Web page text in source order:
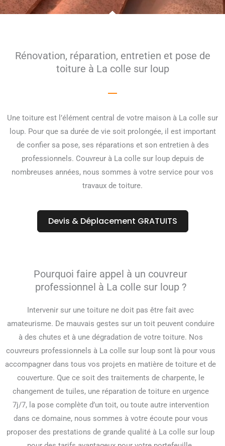
Rénovation, réparation, entretien et pose de
toiture à La colle sur loup
Une toiture est l’élément central de votre maison à La colle sur
loup. Pour que sa durée de vie soit prolongée, il est important
de confier sa pose, ses réparations et son entretien à des
professionnels. Couvreur à La colle sur loup depuis de
nombreuses années, nous sommes à votre service pour vos
travaux de toiture.
Devis & Déplacement GRATUITS
Pourquoi faire appel à un couvreur
professionnel à La colle sur loup ?
Intervenir sur une toiture ne doit pas être fait avec
amateurisme. De mauvais gestes sur un toit peuvent conduire
à des chutes et à une dégradation de votre toiture. Nos
couvreurs professionnels à La colle sur loup sont là pour vous
accompagner dans tous vos projets en matière de toiture et de
couverture. Que ce soit des traitements de charpente, le
changement de tuiles, une réparation de toiture en urgence
7j/7, la pose complète d’un toit, ou toute autre intervention
dans ce domaine, nous sommes à votre écoute pour vous
proposer des prestations de grande qualité à La colle sur loup